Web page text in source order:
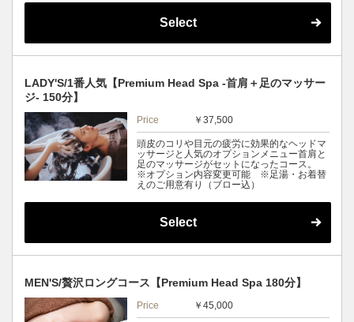
Select
LADY'S/1番人気【Premium Head Spa -首肩＋足のマッサー
ジ- 150分】
Price ￥37,500
頭皮のコリや目元の疲労に効果的なヘッドマ
ッサージと人気のオプションメニュー首肩と
足のマッサージがセットになったコース。
※オプション内容変更可能 ※足湯・お着替
えのご用意有り（ブロー込）
Select
MEN'S/贅沢ロングコース【Premium Head Spa 180分】
Price ￥45,000